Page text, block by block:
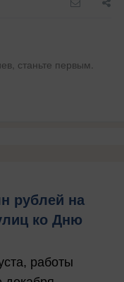
станьте первым.
рублей на
ко Дню
работы